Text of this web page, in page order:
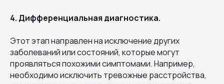
4. Дифференциальная диагностика.
Этот этап направлен на исключение других
заболеваний или состояний, которые могут
проявляться похожими симптомами. Например,
необходимо исключить тревожные расстройства,